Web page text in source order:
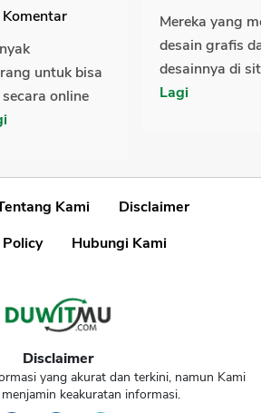
Komentar
untuk bisa
online
Mereka yang
desain grafis
desainnya di
Lagi
Kami
Disclaimer
Hubungi Kami
Disclaimer
yang akurat dan terkini, namun Kami
keakuratan informasi.